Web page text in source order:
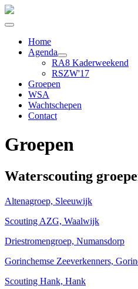
Home
Agenda
RA8 Kaderweekend
RSZW'17
Groepen
WSA
Wachtschepen
Contact
Groepen
Waterscouting
Altenagroep, Sleeuwijk
Scouting AZG, Waalwijk
Driestromengroep, Numansdorp
Gorinchemse Zeeverkenners,
Scouting Hank, Hank